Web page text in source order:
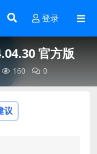
登录
官方版
160 0
议